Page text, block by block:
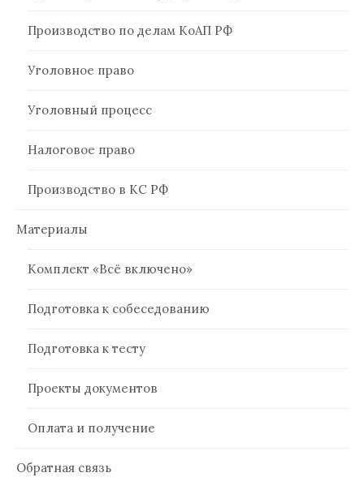
Производство по делам КоАП РФ
Уголовное право
Уголовный процесс
Налоговое право
Производство в КС РФ
Материалы
Комплект «Всё включено»
Подготовка к собеседованию
Подготовка к тесту
Проекты документов
Оплата и получение
Обратная связь